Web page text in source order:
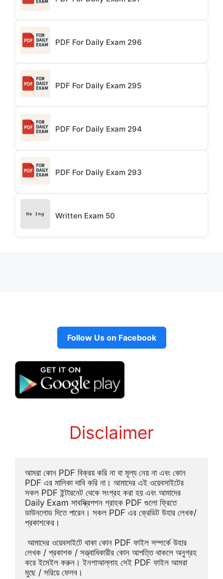
PDF For Daily Exam 296
PDF For Daily Exam 295
PDF For Daily Exam 294
PDF For Daily Exam 293
Written Exam 50
Follow Us on Facebook
Disclaimer
আমরা কোন PDF বিক্রয় করি না বা মূল্য নেয় না এবং কোন
PDF এর মালিকা দাবি করি না। আমাদের এই ওয়েবসাইটের
সকল PDF ইন্টারনেট থেকে সংগ্রহ করা হয় এবং আমাদের
Daily Exam সাবস্ক্রিপশন গ্রাহক PDF গুলো ফ্রিতে
ডাউনলোড দিতে পারেন। সকল PDF এর ক্রেডিট উহার লেখক/
প্রকাশকের।
লেখক / প্রকাশক / সত্ত্বাধিকারীর কোন আপত্তি থাকলে অনুগ্রহ
করে ইমেইল করুন। ইনশাআল্লাহ সেই PDF ফাইল আমরা
মুছে / সরিয়ে ফেলব।